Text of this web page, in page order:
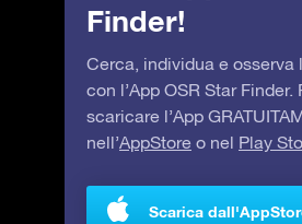
Finder!
Cerca, individua e osserva
con l’App OSR Star Finder.
scaricare l’App
nell’AppStore o nel Play
Scarica